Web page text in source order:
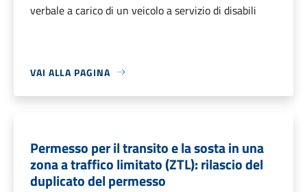
verbale a carico di un veicolo a servizio di disabili
VAI ALLA PAGINA
Permesso per il transito e la sosta in una
zona a traffico limitato (ZTL): rilascio del
duplicato del permesso